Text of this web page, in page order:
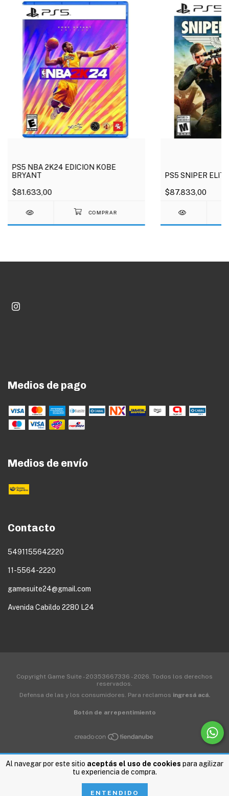
Al navegar por este sitio aceptás el uso de cookies para agilizar
tu experiencia de compra.
ENTENDIDO
PS5 NBA 2K24 EDICION KOBE
BRYANT
$81.633,00
PS5 SNIPER
$87.833,00
Medios de pago
Medios de envío
Contacto
5491155642220
11-5564-2220
gamesuite24@gmail.com
Avenida Cabildo 2280 L24
Copyright Game Suite - 20353667336 - 2026. Todos los derechos
reservados.
Defensa de las y los consumidores. Para reclamos ingresá acá.
Botón de arrepentimiento